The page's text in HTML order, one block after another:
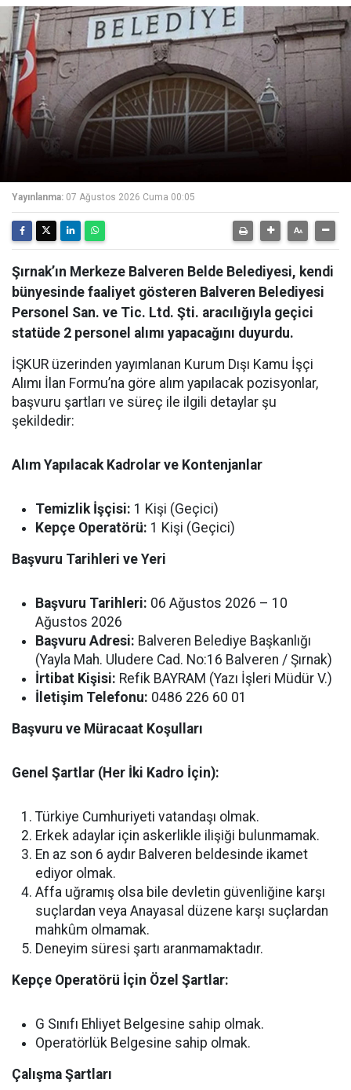
Yayınlanma: 07 Ağustos 2026 Cuma 00:05
Şırnak’ın Merkeze Balveren Belde Belediyesi, kendi
bünyesinde faaliyet gösteren Balveren Belediyesi
Personel San. ve Tic. Ltd. Şti. aracılığıyla geçici
statüde 2 personel alımı yapacağını duyurdu.
İŞKUR üzerinden yayımlanan Kurum Dışı Kamu İşçi
Alımı İlan Formu’na göre alım yapılacak pozisyonlar,
başvuru şartları ve süreç ile ilgili detaylar şu
şekildedir:
Alım Yapılacak Kadrolar ve Kontenjanlar
Temizlik İşçisi: 1 Kişi (Geçici)
Kepçe Operatörü: 1 Kişi (Geçici)
Başvuru Tarihleri ve Yeri
Başvuru Tarihleri: 06 Ağustos 2026 – 10
Ağustos 2026
Başvuru Adresi: Balveren Belediye Başkanlığı
(Yayla Mah. Uludere Cad. No:16 Balveren / Şırnak)
İrtibat Kişisi: Refik BAYRAM (Yazı İşleri Müdür V.)
İletişim Telefonu: 0486 226 60 01
Başvuru ve Müracaat Koşulları
Genel Şartlar (Her İki Kadro İçin):
Türkiye Cumhuriyeti vatandaşı olmak.
Erkek adaylar için askerlikle ilişiği bulunmamak.
En az son 6 aydır Balveren beldesinde ikamet
ediyor olmak.
Affa uğramış olsa bile devletin güvenliğine karşı
suçlardan veya Anayasal düzene karşı suçlardan
mahkûm olmamak.
Deneyim süresi şartı aranmamaktadır.
Kepçe Operatörü İçin Özel Şartlar:
G Sınıfı Ehliyet Belgesine sahip olmak.
Operatörlük Belgesine sahip olmak.
Çalışma Şartları